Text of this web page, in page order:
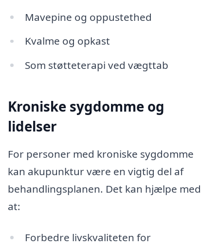
Mavepine og oppustethed
Kvalme og opkast
Som støtteterapi ved vægttab
Kroniske sygdomme og
lidelser
For personer med kroniske sygdomme
kan akupunktur være en vigtig del af
behandlingsplanen. Det kan hjælpe med
at:
Forbedre livskvaliteten for